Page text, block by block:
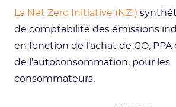
La Net Zero Initiative (NZI)
de comptabilité des émissions
en fonction de l’achat de GO, PPA
de l’autoconsommation, pour les
consommateurs.